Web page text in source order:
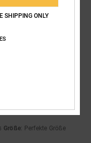
Größe: Perfekte Größe
SHIPPING ONLY